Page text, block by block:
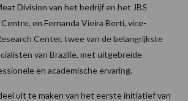
Division van het bedrijf en het JBS
en Fernanda Vieira Berti, vice-
Center, twee van de belangrijkste
van Brazilië, met uitgebreide
en academische ervaring.
uit te maken van het eerste initiatief van